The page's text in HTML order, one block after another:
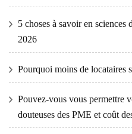
5 choses à savoir en
2026
Pourquoi moins de locataires
Pouvez-vous vous permettre
douteuses des PME et coût